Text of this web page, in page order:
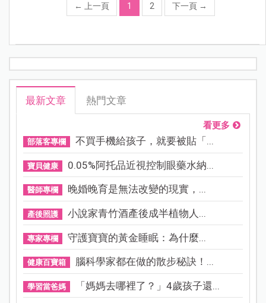
← 上一頁 1 2 下一頁 →
最新文章 熱門文章
看更多
部落客專欄 不買手機給孩子，就要被貼「...
寶貝健康 0.05%阿托品近視控制眼藥水納...
醫師專欄 晚婚晚育是無法改變的現實，...
產後照護 小說家青竹酒產後成半植物人...
專家專欄 守護寶寶的黃金睡眠：為什麼...
健康百寶箱 腦科學家都在做的散步秘訣！...
學習當爸媽 「媽媽去哪裡了？」4歲孩子還...